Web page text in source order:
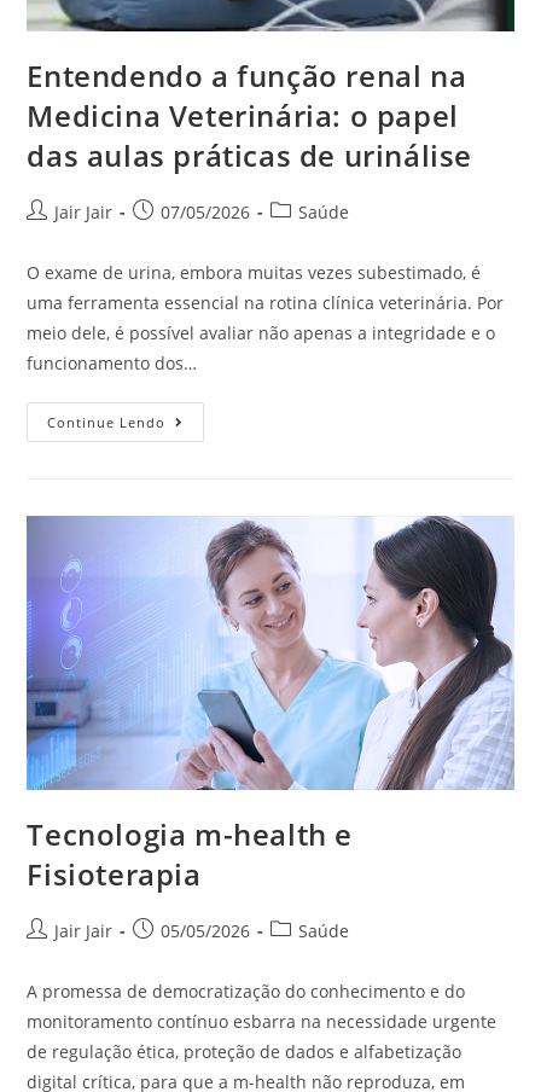
Entendendo a função renal na
Medicina Veterinária: o papel
das aulas práticas de urinálise
Jair Jair 07/05/2026 Saúde
O exame de urina, embora muitas vezes subestimado, é
uma ferramenta essencial na rotina clínica veterinária. Por
meio dele, é possível avaliar não apenas a integridade e o
funcionamento dos…
Continue Lendo
Tecnologia m-health e
Fisioterapia
Jair Jair 05/05/2026 Saúde
A promessa de democratização do conhecimento e do
monitoramento contínuo esbarra na necessidade urgente
de regulação ética, proteção de dados e alfabetização
digital crítica, para que a m-health não reproduza, em